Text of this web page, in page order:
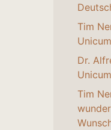
Tim
Dr.
Tim